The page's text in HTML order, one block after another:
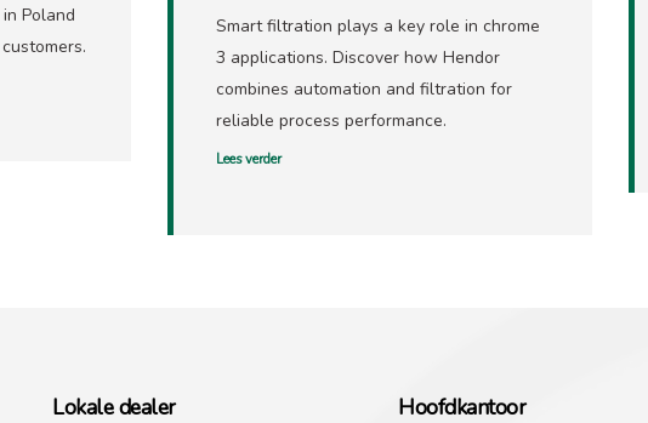
Poland
Smart filtration plays a key role in chrome
3 applications. Discover how Hendor
combines automation and filtration for
reliable process performance.
Lees verder
Lokale dealer Hoofdkantoor